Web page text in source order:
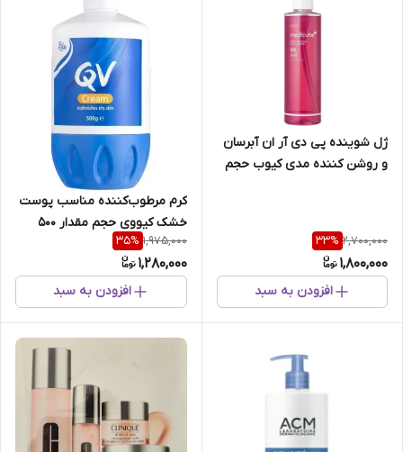
ژل شوینده پی دی آر ان آبرسان
و روشن کننده مدی کیوب حجم
2,700,000
33%
1,800,000
افزودن به سبد
کرم مرطوب‌کننده مناسب پوست‌
خشک کیووی حجم مقدار 500
میل
1,975,000
35%
1,280,000
افزودن به سبد